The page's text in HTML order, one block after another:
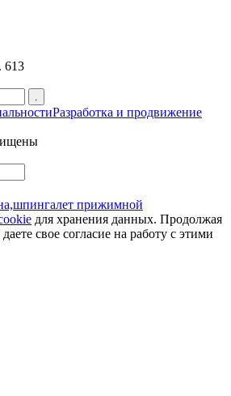
613
Разработка и продвижение
шпингалет прижимной
для хранения данных. Продолжая
свое согласие на работу с этими